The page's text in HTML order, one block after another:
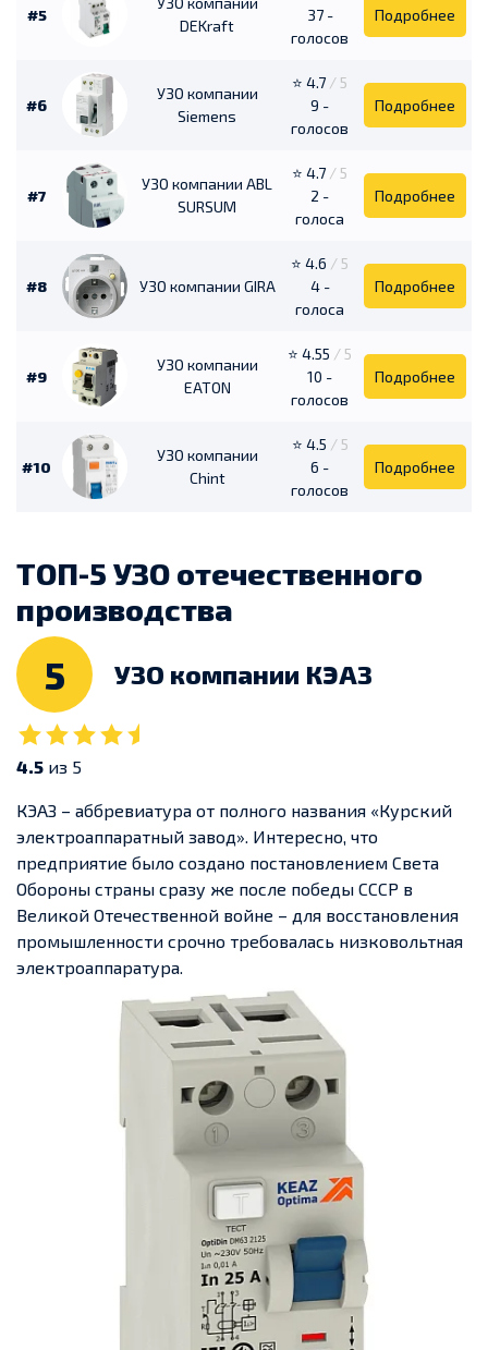
#5
DEKraft
37 -
голосов
Подробнее
#6
УЗО компании
Siemens
⭐ 4.7 / 5
9 -
голосов
Подробнее
#7
УЗО компании ABL
SURSUM
⭐ 4.7 / 5
2 -
голоса
Подробнее
#8 УЗО компании GIRA
⭐ 4.6 / 5
4 -
голоса
Подробнее
#9
УЗО компании
EATON
⭐ 4.55 / 5
10 -
голосов
Подробнее
#10
УЗО компании
Chint
⭐ 4.5 / 5
6 -
голосов
Подробнее
ТОП-5 УЗО отечественного
производства
5 УЗО компании КЭАЗ
4.5 из 5
КЭАЗ – аббревиатура от полного названия «Курский
электроаппаратный завод». Интересно, что
предприятие было создано постановлением Света
Обороны страны сразу же после победы СССР в
Великой Отечественной войне – для восстановления
промышленности срочно требовалась низковольтная
электроаппаратура.